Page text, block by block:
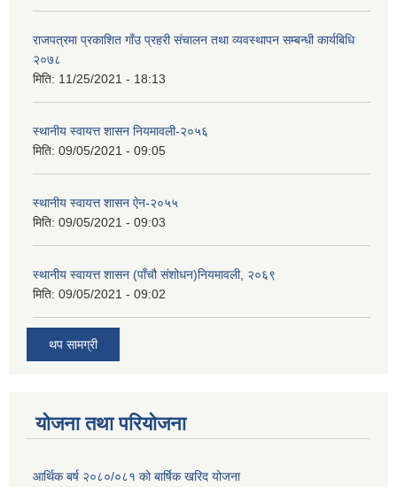
राजपत्रमा प्रकाशित गाँउ प्रहरी संचालन तथा व्यवस्थापन सम्बन्धी कार्यबिधि
२०७८
मिति: 11/25/2021 - 18:13
स्थानीय स्वायत्त शासन नियमावली-२०५६
मिति: 09/05/2021 - 09:05
स्थानीय स्वायत्त शासन ए‍ेन-२०५५
मिति: 09/05/2021 - 09:03
स्थानीय स्वायत्त शासन (पाँचौ संशोधन)नियमावली, २०६९
मिति: 09/05/2021 - 09:02
थप सामग्री
योजना तथा परियोजना
आर्थिक बर्ष २०८०/०८१ को बार्षिक खरिद योजना